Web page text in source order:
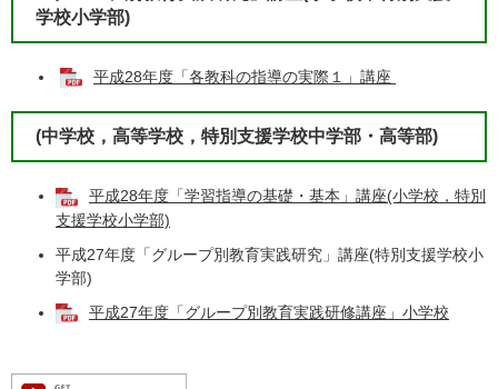
学校小学部)
平成28年度「各教科の指導の実際１」講座
(中学校，高等学校，特別支援学校中学部・高等部)
平成28年度「学習指導の基礎・基本」講座(小学校，特別
支援学校小学部)
平成27年度「グループ別教育実践研究」講座(特別支援学校小
学部)
平成27年度「グループ別教育実践研修講座」小学校